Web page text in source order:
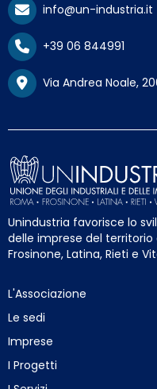
info@un-industria.it
+39 06 844991
Via Andrea Noale,
Unindustria favorisce lo
delle imprese del territorio
Frosinone, Latina, Rieti e
L'Associazione
Le sedi
Imprese
I Progetti